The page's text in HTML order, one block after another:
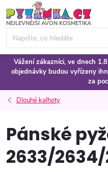
na
obsah
Vážení zákazníci, ve dnech
objednávky budou vyřízeny
za
Dlouhé kalhoty
Pánské
2633/2634/